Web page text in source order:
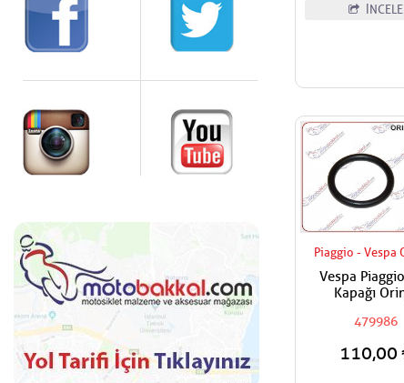
İNCELE
Piaggio - Vespa
Vespa
Kapağı
479986
110,00